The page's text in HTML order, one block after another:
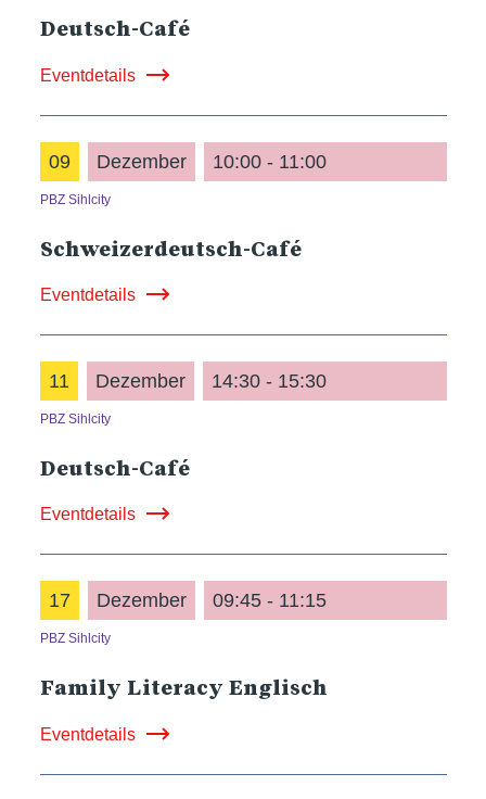
Deutsch-Café
Eventdetails
09 Dezember 10:00 - 11:00
PBZ Sihlcity
Schweizerdeutsch-Café
Eventdetails
11 Dezember 14:30 - 15:30
PBZ Sihlcity
Deutsch-Café
Eventdetails
17 Dezember 09:45 - 11:15
PBZ Sihlcity
Family Literacy Englisch
Eventdetails